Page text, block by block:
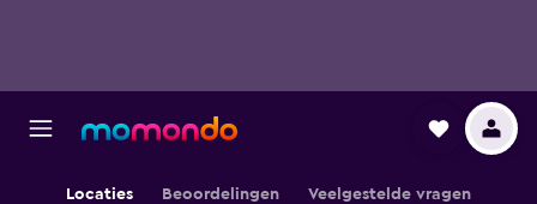
Locaties Beoordelingen Veelgestelde vragen